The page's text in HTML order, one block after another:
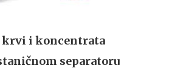
krvi i koncentrata
separatoru